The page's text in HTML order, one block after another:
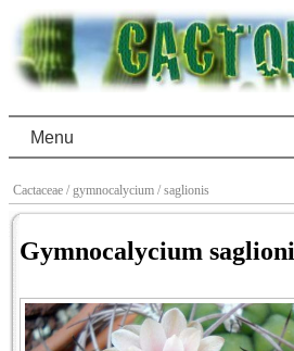
Menu
Cactaceae / gymnocalycium / saglionis
Gymnocalycium